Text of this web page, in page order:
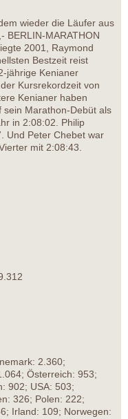
wieder die Läufer aus
BERLIN-MARATHON
2001, Raymond
Bestzeit reist
jährige Kenianer
Kursrekordzeit von
Kenianer haben
sein Marathon-Debüt als
in 2:08:02. Philip
Und Peter Chebet war
mit 2:08:43.
2.360;
Österreich: 953;
902; USA: 503;
326; Polen: 222;
Irland: 109; Norwegen: